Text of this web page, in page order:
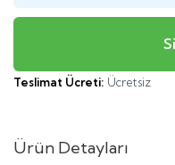
Teslimat Ücreti: Ücretsiz
Ürün Detayları